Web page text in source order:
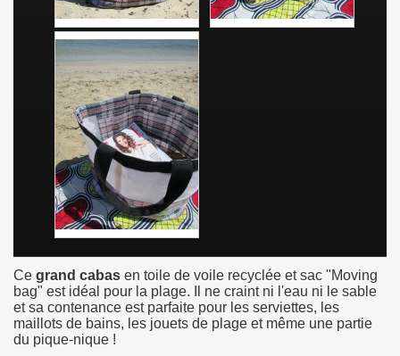
Ce grand cabas en toile de voile recyclée et sac "Moving
bag" est idéal pour la plage. Il ne craint ni l'eau ni le sable
et sa contenance est parfaite pour les serviettes, les
maillots de bains, les jouets de plage et même une partie
du pique-nique !